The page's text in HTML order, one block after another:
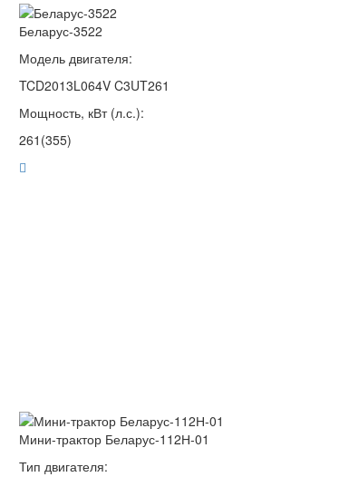
Беларус-3522
Модель двигателя:
TCD2013L064V C3UT261
Мощность, кВт (л.с.):
261(355)
Мини-трактор Беларус-112Н-01
Тип двигателя: